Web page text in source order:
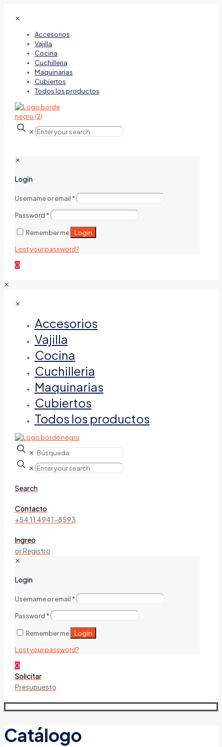
✕
Accesorios
Vajilla
Cocina
Cuchilleria
Maquinarias
Cubiertos
Todos los productos
✕
✕
Login
Username or email *
Password *
Remember me Login
Lost your password?
0
✕
✕
Accesorios
Vajilla
Cocina
Cuchilleria
Maquinarias
Cubiertos
Todos los productos
✕
✕
Search
Contacto
+54 11 4941-8593
Ingreo
or Registro
✕
Login
Username or email *
Password *
Remember me Login
Lost your password?
0
Solicitar
Presupuesto
Catálogo